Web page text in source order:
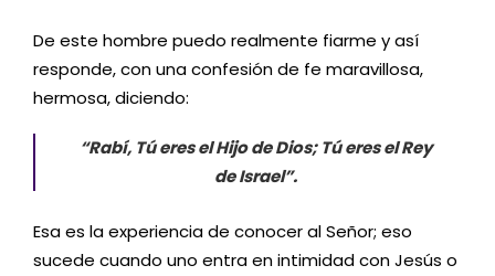
De este hombre puedo realmente fiarme y así
responde, con una confesión de fe maravillosa,
hermosa, diciendo:
“Rabí, Tú eres el Hijo de Dios; Tú eres el Rey
de Israel”.
Esa es la experiencia de conocer al Señor; eso
sucede cuando uno entra en intimidad con Jesús o